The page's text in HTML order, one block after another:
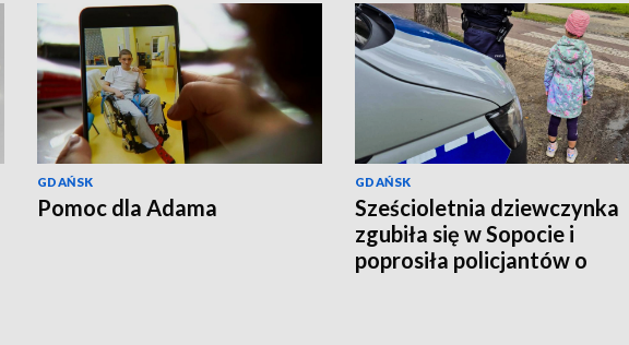
GDAŃSK
Pomoc dla Adama
GDAŃSK
Sześcioletnia dziewczynka
zgubiła się w Sopocie i
poprosiła policjantów o